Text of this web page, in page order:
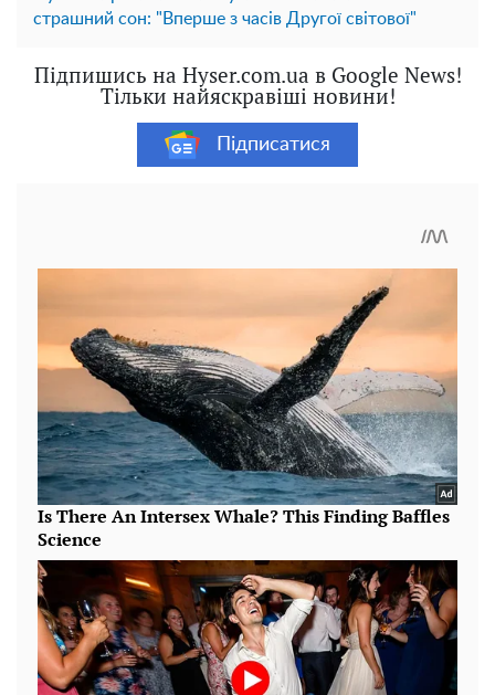
страшний сон: "Вперше з часів Другої світової"
Підпишись на Hyser.com.ua в Google News!
Тільки найяскравіші новини!
Підписатися